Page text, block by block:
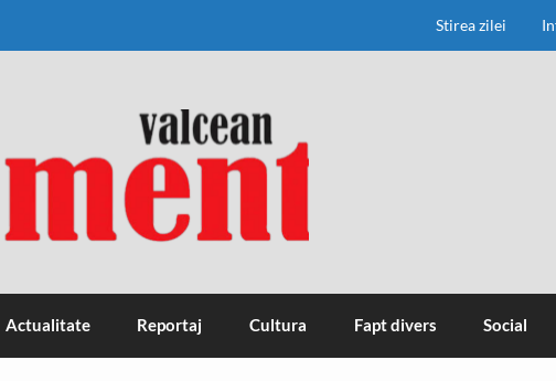
Stirea zilei
Actualitate Reportaj Cultura Fapt divers Social